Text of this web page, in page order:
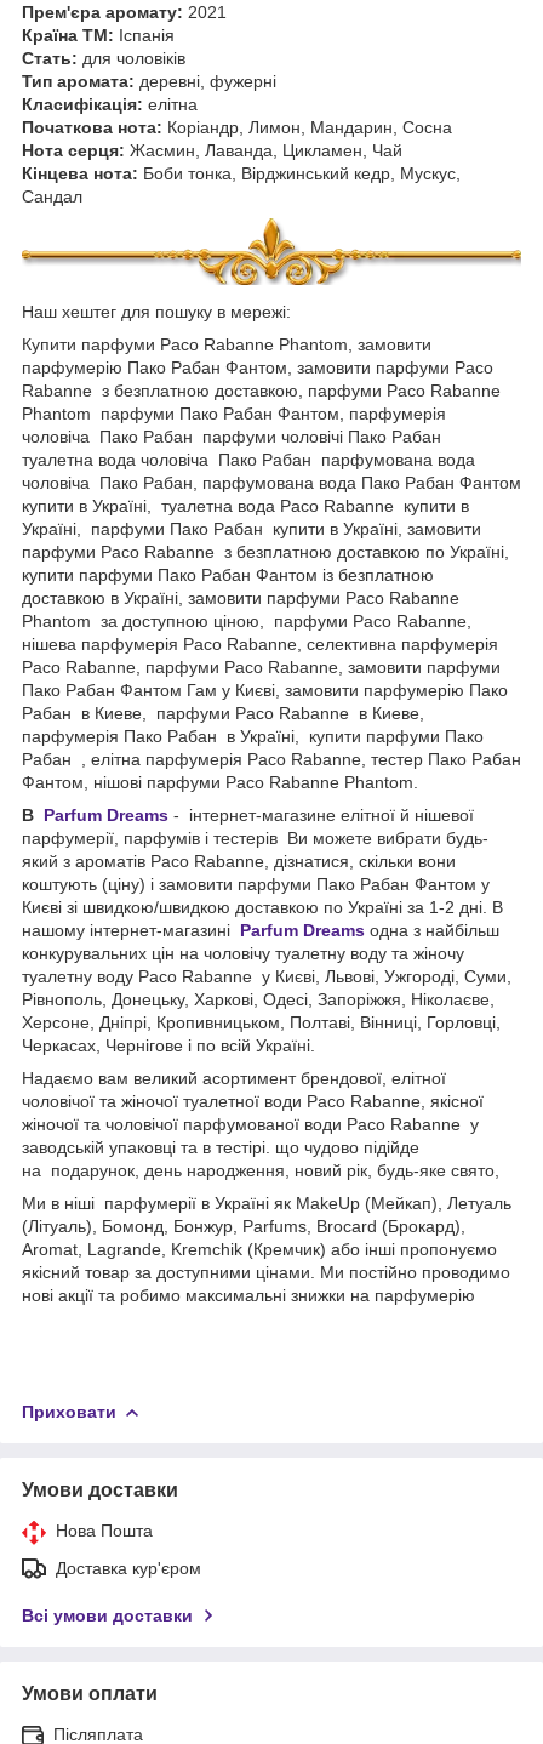
Прем'єра аромату: 2021
Країна ТМ: Іспанія
Стать: для чоловіків
Тип аромата: деревні, фужерні
Класифікація: елітна
Початкова нота: Коріандр, Лимон, Мандарин, Сосна
Нота серця: Жасмин, Лаванда, Цикламен, Чай
Кінцева нота: Боби тонка, Вірджинський кедр, Мускус,
Сандал
Наш хештег для пошуку в мережі:
Купити парфуми Paco Rabanne Phantom, замовити
парфумерію Пако Рабан Фантом, замовити парфуми Paco
Rabanne з безплатною доставкою, парфуми Paco Rabanne
Phantom парфуми Пако Рабан Фантом, парфумерія
чоловіча Пако Рабан парфуми чоловічі Пако Рабан
туалетна вода чоловіча Пако Рабан парфумована вода
чоловіча Пако Рабан, парфумована вода Пако Рабан Фантом
купити в Україні, туалетна вода Paco Rabanne купити в
Україні, парфуми Пако Рабан купити в Україні, замовити
парфуми Paco Rabanne з безплатною доставкою по Україні,
купити парфуми Пако Рабан Фантом із безплатною
доставкою в Україні, замовити парфуми Paco Rabanne
Phantom за доступною ціною, парфуми Paco Rabanne,
нішева парфумерія Paco Rabanne, селективна парфумерія
Paco Rabanne, парфуми Paco Rabanne, замовити парфуми
Пако Рабан Фантом Гам у Києві, замовити парфумерію Пако
Рабан в Киеве, парфуми Paco Rabanne в Киеве,
парфумерія Пако Рабан в Україні, купити парфуми Пако
Рабан , елітна парфумерія Paco Rabanne, тестер Пако Рабан
Фантом, нішові парфуми Paco Rabanne Phantom.
В Parfum Dreams - інтернет-магазине елітної й нішевої
парфумерії, парфумів і тестерів Ви можете вибрати будь-
який з ароматів Paco Rabanne, дізнатися, скільки вони
коштують (ціну) і замовити парфуми Пако Рабан Фантом у
Києві зі швидкою/швидкою доставкою по Україні за 1-2 дні. В
нашому інтернет-магазині Parfum Dreams одна з найбільш
конкурувальних цін на чоловічу туалетну воду та жіночу
туалетну воду Paco Rabanne у Києві, Львові, Ужгороді, Суми,
Рівнополь, Донецьку, Харкові, Одесі, Запоріжжя, Ніколаєве,
Херсоне, Дніпрі, Кропивницьком, Полтаві, Вінниці, Горловці,
Черкасах, Чернігове і по всій Україні.
Надаємо вам великий асортимент брендової, елітної
чоловічої та жіночої туалетної води Paco Rabanne, якісної
жіночої та чоловічої парфумованої води Paco Rabanne у
заводській упаковці та в тестірі. що чудово підійде
на подарунок, день народження, новий рік, будь-яке свято,
Ми в ніші парфумерії в Україні як MakeUp (Мейкап), Летуаль
(Літуаль), Бомонд, Бонжур, Parfums, Brocard (Брокард),
Aromat, Lagrande, Kremchik (Кремчик) або інші пропонуємо
якісний товар за доступними цінами. Ми постійно проводимо
нові акції та робимо максимальні знижки на парфумерію
Приховати
Умови доставки
Нова Пошта
Доставка кур'єром
Всі умови доставки
Умови оплати
Післяплата